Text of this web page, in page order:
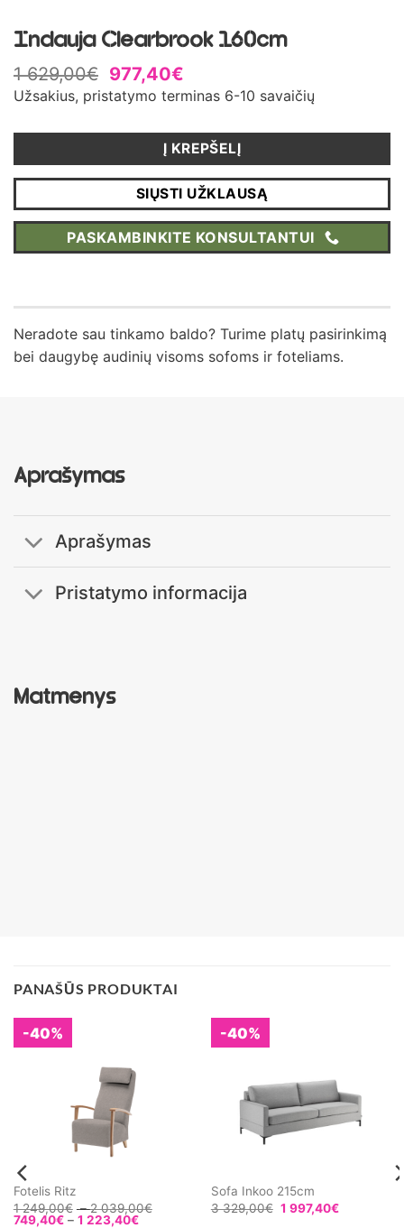
Indauja Clearbrook 160cm
1 629,00€ 977,40€
Užsakius, pristatymo terminas 6-10 savaičių
Į KREPŠELĮ
SIŲSTI UŽKLAUSĄ
PASKAMBINKITE KONSULTANTUI
Neradote sau tinkamo baldo? Turime platų pasirinkimą
bei daugybę audinių visoms sofoms ir foteliams.
Matmenys
Aprašymas
Aprašymas
Pristatymo informacija
PANAŠŪS PRODUKTAI
-40%
Fotelis Ritz
1 249,00€ – 2 039,00€
749,40€ – 1 223,40€Price
-40%
Sofa Inkoo 215cm
3 329,00€ 1 997,40€